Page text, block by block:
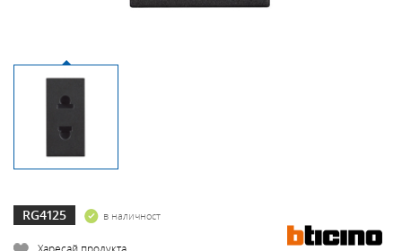
RG4125 в наличност
Харесай продукта